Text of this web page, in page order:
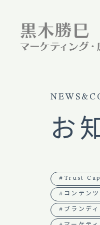
お
#Trust
#コンテンツ
#ブランディ